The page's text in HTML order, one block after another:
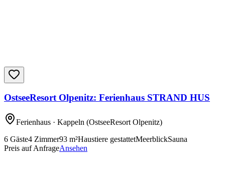
OstseeResort Olpenitz: Ferienhaus STRAND HUS
Ferienhaus · Kappeln (OstseeResort Olpenitz)
6 Gäste4 Zimmer93 m²Haustiere gestattetMeerblickSauna
Preis auf AnfrageAnsehen